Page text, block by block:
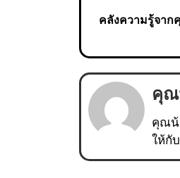
คลังความรู้จาก
คุณ
คุณน้
ให้กั